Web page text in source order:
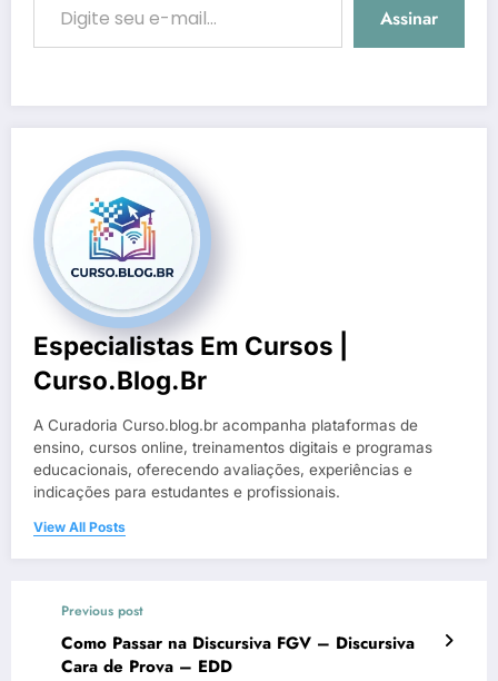
Assinar
Especialistas Em Cursos |
Curso.blog.br
A Curadoria Curso.blog.br acompanha plataformas de
ensino, cursos online, treinamentos digitais e programas
educacionais, oferecendo avaliações, experiências e
indicações para estudantes e profissionais.
View All Posts
Previous post
Como Passar na Discursiva FGV – Discursiva
Cara de Prova – EDD